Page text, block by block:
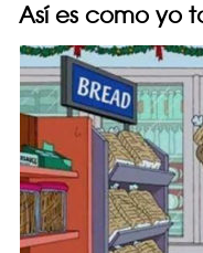
Así es como yo